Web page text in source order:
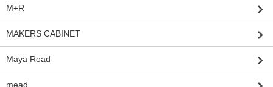
M+R
MAKERS CABINET
Maya Road
mead